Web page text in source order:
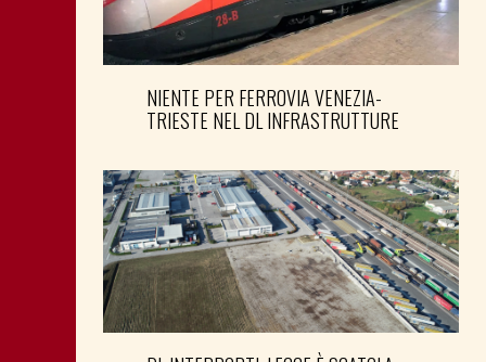
NIENTE PER FERROVIA VENEZIA-
TRIESTE NEL DL INFRASTRUTTURE